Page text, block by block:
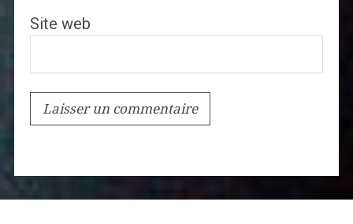
Site web